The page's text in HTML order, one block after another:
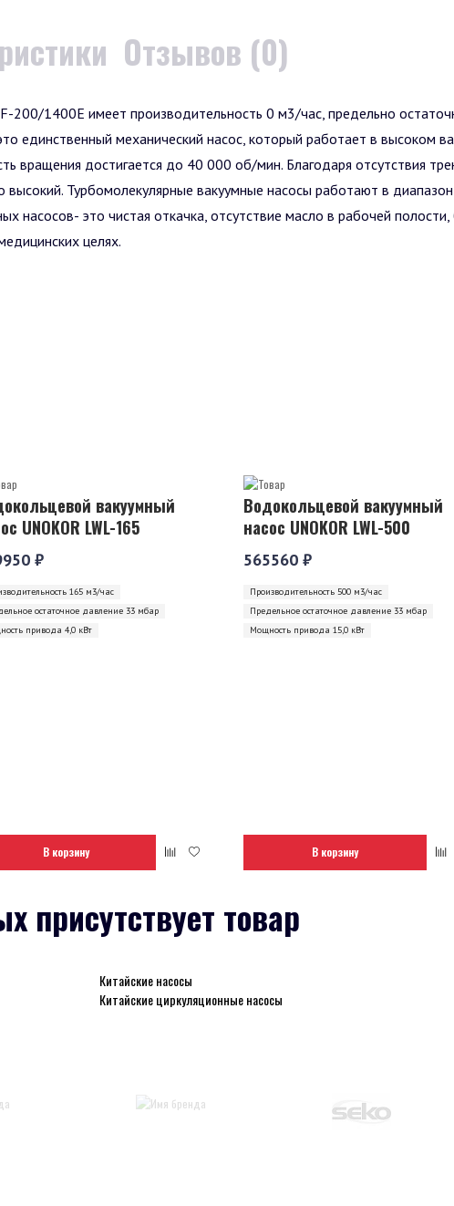
Отзывов (0)
200/1400E имеет производительность 0 м3/час, предельно
единственный механический насос, который работает в высоком
вращения достигается до 40 000 об/мин. Благодаря отсутствия
Турбомолекулярные вакуумные насосы работают в
насосов- это чистая откачка, отсутствие масло в рабочей
целях.
вакуумный
UNOKOR LWL-165
₽
165 м3/час
остаточное давление 33 мбар
привода 4,0 кВт
В корзину
Водокольцевой вакуумный
насос UNOKOR LWL-500
565560 ₽
Производительность 500 м3/час
Предельное остаточное давление 33 мбар
Мощность привода 15,0 кВт
В корзину
присутствует товар
Китайские насосы
Китайские циркуляционные насосы